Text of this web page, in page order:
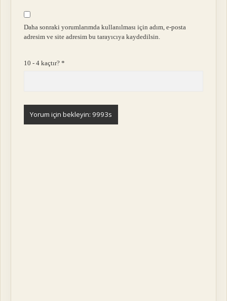
Daha sonraki yorumlarımda kullanılması için adım, e-posta
adresim ve site adresim bu tarayıcıya kaydedilsin.
10 - 4 kaçtır?*